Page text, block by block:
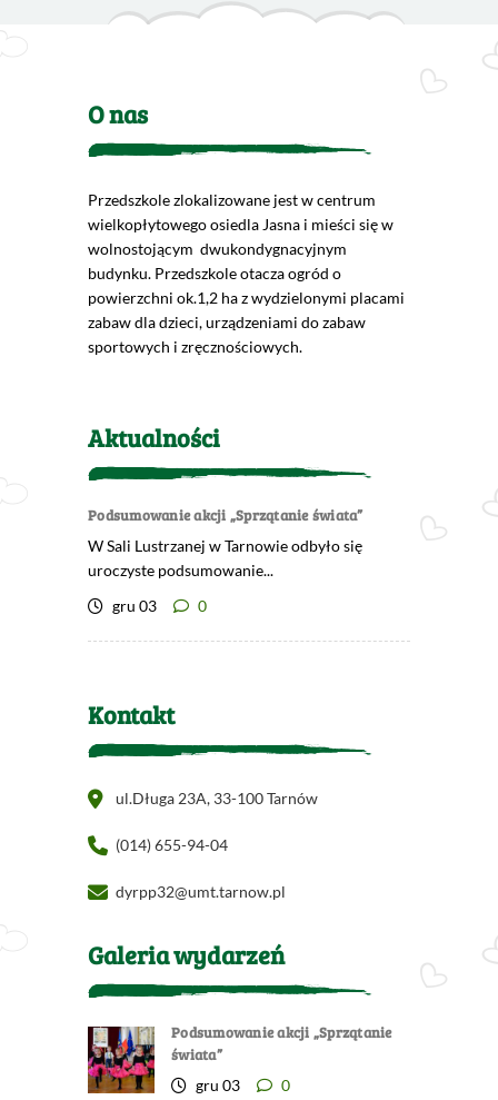
O nas
Przedszkole zlokalizowane jest w centrum
wielkopłytowego osiedla Jasna i mieści się w
wolnostojącym dwukondygnacyjnym
budynku. Przedszkole otacza ogród o
powierzchni ok.1,2 ha z wydzielonymi placami
zabaw dla dzieci, urządzeniami do zabaw
sportowych i zręcznościowych.
Aktualności
Podsumowanie akcji „Sprzątanie świata”
W Sali Lustrzanej w Tarnowie odbyło się
uroczyste podsumowanie...
gru 03
0
Kontakt
ul.Długa 23A, 33-100 Tarnów
(014) 655-94-04
dyrpp32@umt.tarnow.pl
Galeria wydarzeń
Podsumowanie akcji „Sprzątanie
świata”
gru 03 0